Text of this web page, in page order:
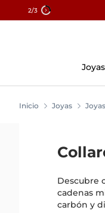
2/3
Joyas
Inicio Joyas
Descubre
cadenas
carbón y